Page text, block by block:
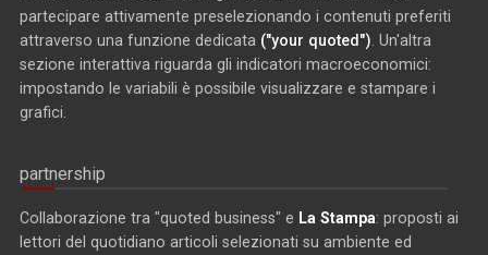
partecipare attivamente preselezionando i contenuti preferiti
attraverso una funzione dedicata ("your quoted") . Un'altra
sezione interattiva riguarda gli indicatori macroeconomici:
impostando le variabili è possibile visualizzare e stampare i
grafici.
partnership
Collaborazione tra "quoted business" e La Stampa: proposti ai
lettori del quotidiano articoli selezionati su ambiente ed